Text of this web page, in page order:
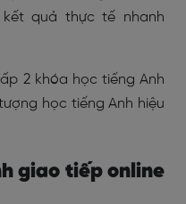
quả thực tế nhanh
2 khóa học tiếng Anh
học tiếng Anh hiệu
giao tiếp online